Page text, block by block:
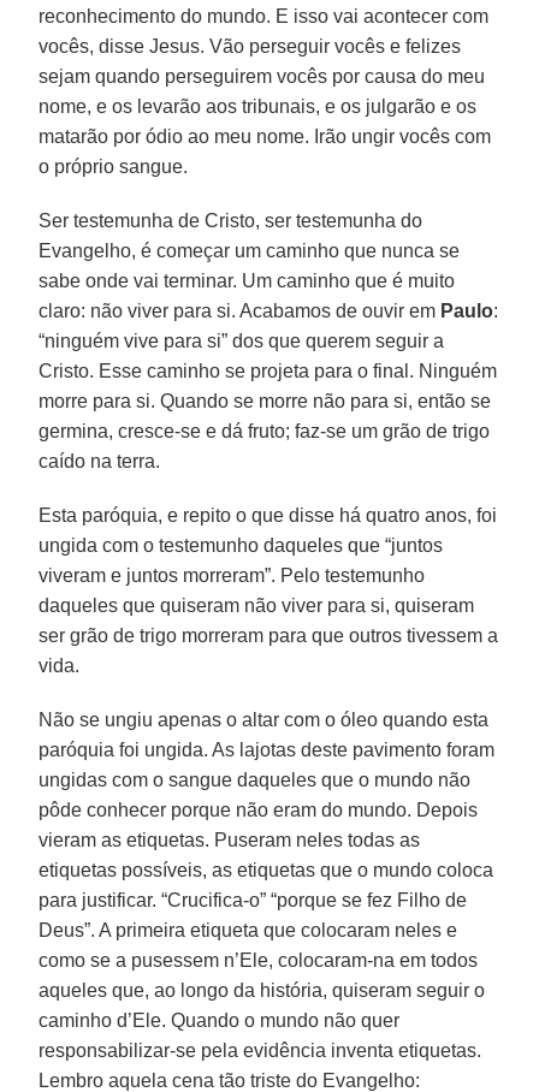
reconhecimento do mundo. E isso vai acontecer com
vocês, disse Jesus. Vão perseguir vocês e felizes
sejam quando perseguirem vocês por causa do meu
nome, e os levarão aos tribunais, e os julgarão e os
matarão por ódio ao meu nome. Irão ungir vocês com
o próprio sangue.
Ser testemunha de Cristo, ser testemunha do
Evangelho, é começar um caminho que nunca se
sabe onde vai terminar. Um caminho que é muito
claro: não viver para si. Acabamos de ouvir em Paulo:
“ninguém vive para si” dos que querem seguir a
Cristo. Esse caminho se projeta para o final. Ninguém
morre para si. Quando se morre não para si, então se
germina, cresce-se e dá fruto; faz-se um grão de trigo
caído na terra.
Esta paróquia, e repito o que disse há quatro anos, foi
ungida com o testemunho daqueles que “juntos
viveram e juntos morreram”. Pelo testemunho
daqueles que quiseram não viver para si, quiseram
ser grão de trigo morreram para que outros tivessem a
vida.
Não se ungiu apenas o altar com o óleo quando esta
paróquia foi ungida. As lajotas deste pavimento foram
ungidas com o sangue daqueles que o mundo não
pôde conhecer porque não eram do mundo. Depois
vieram as etiquetas. Puseram neles todas as
etiquetas possíveis, as etiquetas que o mundo coloca
para justificar. “Crucifica-o” “porque se fez Filho de
Deus”. A primeira etiqueta que colocaram neles e
como se a pusessem n’Ele, colocaram-na em todos
aqueles que, ao longo da história, quiseram seguir o
caminho d’Ele. Quando o mundo não quer
responsabilizar-se pela evidência inventa etiquetas.
Lembro aquela cena tão triste do Evangelho: